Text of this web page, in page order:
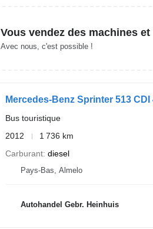
Vous vendez des machines
Avec nous, c'est possible !
Mercedes-Benz Sprinter 513
Bus touristique
2012
1 736 km
Carburant diesel
Pays-Bas, Almelo
Autohandel Gebr. Heinhuis